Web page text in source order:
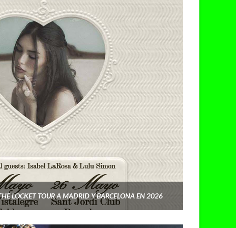
LOCKET TOUR A MADRID Y BARCELONA EN 2026